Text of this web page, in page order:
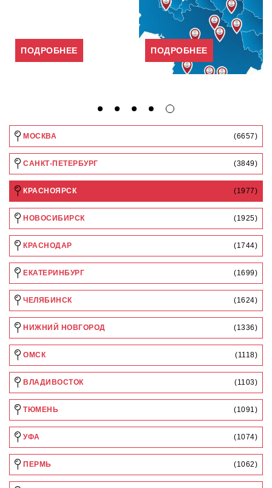
ПОДРОБНЕЕ ПОДРОБНЕЕ
МОСКВА (6657)
САНКТ-ПЕТЕРБУРГ (3849)
КРАСНОЯРСК (1977)
НОВОСИБИРСК (1925)
КРАСНОДАР (1744)
ЕКАТЕРИНБУРГ (1699)
ЧЕЛЯБИНСК (1624)
НИЖНИЙ НОВГОРОД (1336)
ОМСК (1118)
ВЛАДИВОСТОК (1103)
ТЮМЕНЬ (1091)
УФА (1074)
ПЕРМЬ (1062)